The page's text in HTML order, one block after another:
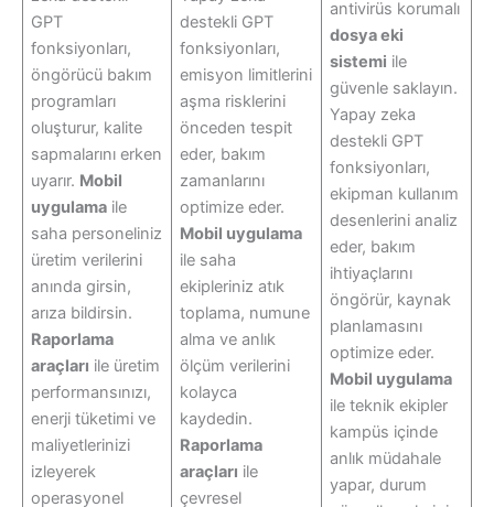
GPT
fonksiyonları,
öngörücü bakım
programları
oluşturur, kalite
sapmalarını erken
uyarır. Mobil
uygulama ile
saha personeliniz
üretim verilerini
anında girsin,
arıza bildirsin.
Raporlama
araçları ile üretim
performansınızı,
enerji tüketimi ve
maliyetlerinizi
izleyerek
operasyonel
destekli GPT
fonksiyonları,
emisyon limitlerini
aşma risklerini
önceden tespit
eder, bakım
zamanlarını
optimize eder.
Mobil uygulama
ile saha
ekipleriniz atık
toplama, numune
alma ve anlık
ölçüm verilerini
kolayca
kaydedin.
Raporlama
araçları ile
çevresel
antivirüs korumalı
dosya eki
sistemi ile
güvenle saklayın.
Yapay zeka
destekli GPT
fonksiyonları,
ekipman kullanım
desenlerini analiz
eder, bakım
ihtiyaçlarını
öngörür, kaynak
planlamasını
optimize eder.
Mobil uygulama
ile teknik ekipler
kampüs içinde
anlık müdahale
yapar, durum